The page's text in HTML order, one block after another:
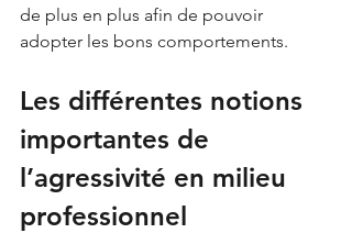
de plus en plus afin de pouvoir
adopter les bons comportements.
Les différentes notions
importantes de
l’agressivité en milieu
professionnel